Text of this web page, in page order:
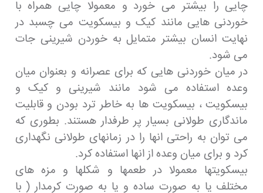
چایی را بیشتر می خورد و معمولا چایی همراه با
خوردنی هایی مانند کیک و بیسکویت می چسبد در
نهایت انسان بیشتر متمایل به خوردن شیرینی جات
می شود.
در میان خوردنی هایی که برای عصرانه و بعنوان میان
وعده استفاده می شود مانند شیرینی و کیک و
بیسکویت ، بیسکویت ها به خاطر ترد بودن و قابلیت
ماندگاری طولانی بسیار پر طرفدار هستند. بطوری که
می توان به راحتی انها را در زمانهای طولانی نگهداری
کرد و برای میان وعده از انها استفاده کرد.
بیسکویتها معمولا در طعمها و شکلها و مزه های
مختلف یا به صورت ساده و یا به صورت کرمدار ( با